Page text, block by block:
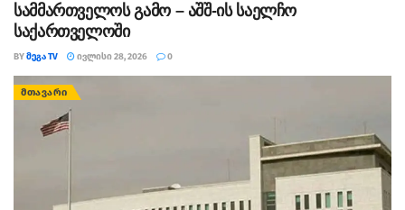
სამმართველოს გამო – აშშ-ის საელჩო
საქართველოში
BYᲛᲔᲒᲐ TV ᲘᲕᲚᲘᲡᲘ 28, 2026 0
ᲛᲗᲐᲕᲐᲠᲘ